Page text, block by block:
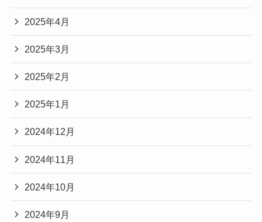
2025年4月
2025年3月
2025年2月
2025年1月
2024年12月
2024年11月
2024年10月
2024年9月